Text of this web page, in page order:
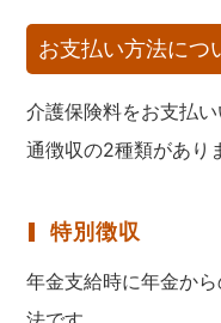
お支払い方法につ
介護保険料をお支払
通徴収の2種類があり
特別徴収
年金支給時に年金か